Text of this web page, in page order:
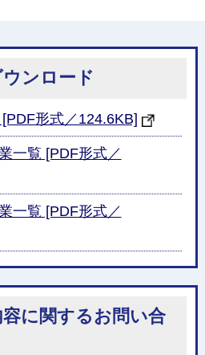
ンロード
形式／124.6KB]
一覧 [PDF形式／
一覧 [PDF形式／
に関するお問い合